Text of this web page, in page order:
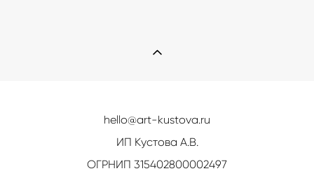
hello@art-kustova.ru
ИП Кустова А.В.
ОГРНИП 315402800002497